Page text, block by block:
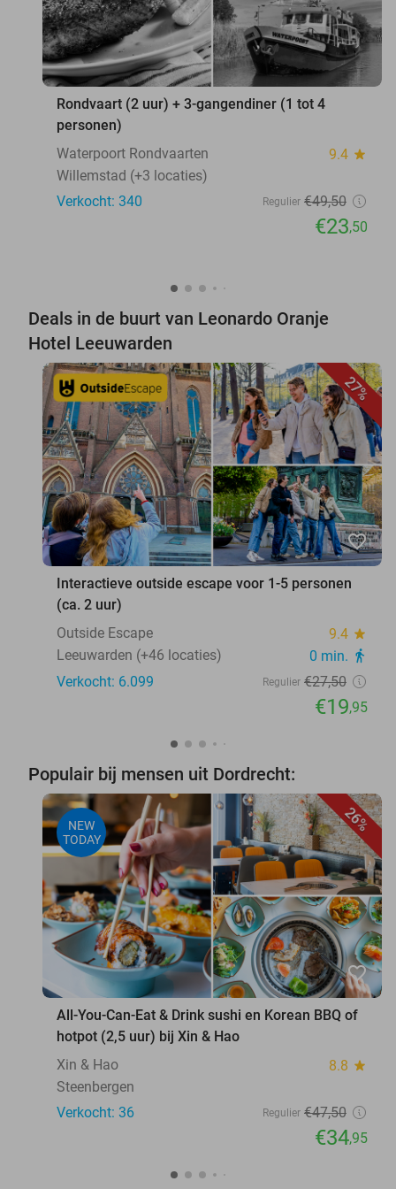
Rondvaart (2 uur) + 3-gangendiner (1 tot 4
personen)
Waterpoort Rondvaarten
9.4 star
Willemstad (+3 locaties)
Verkocht: 340
Regulier €49,50
€23,50
Deals in de buurt van Leonardo Oranje
Hotel Leeuwarden
27%
favorite_border
Interactieve outside escape voor 1-5 personen
(ca. 2 uur)
Outside Escape
9.4 star
Leeuwarden (+46 locaties) 0 min. directions_walk
Verkocht: 6.099 Regulier €27,50
€19,95
Populair bij mensen uit Dordrecht:
26%
NEW
TODAY
favorite_border
All-You-Can-Eat & Drink sushi en Korean BBQ of
hotpot (2,5 uur) bij Xin & Hao
Xin & Hao
8.8 star
Steenbergen
Verkocht: 36
Regulier €47,50
€34,95